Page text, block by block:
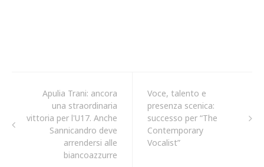
Apulia Trani: ancora
una straordinaria
vittoria per l'U17. Anche
Sannicandro deve
arrendersi alle
biancoazzurre
Voce, talento e
presenza scenica:
successo per “The
Contemporary
Vocalist”